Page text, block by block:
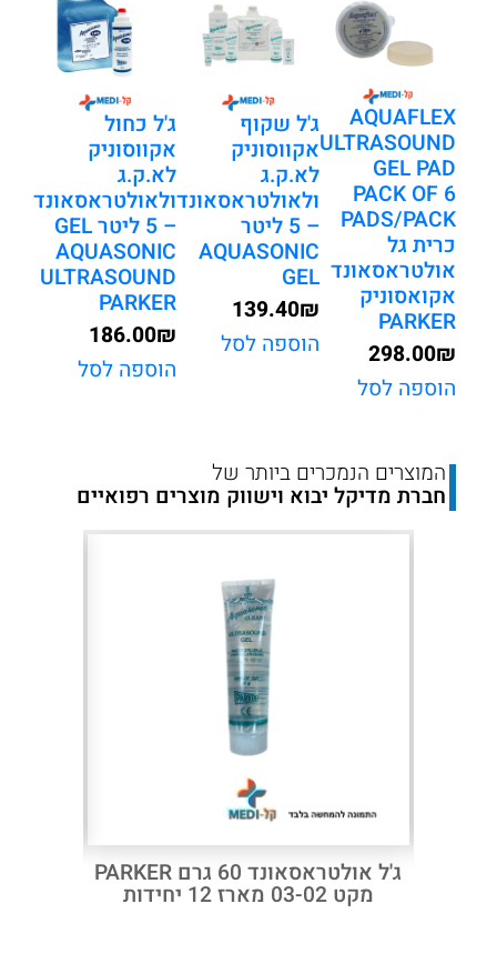
מבית
PARKER
AQUAFLEX
ULTRASOUND
GEL PAD
PACK OF 6
PADS/PACK
כרית גל
אולטראסאונד
אקואסוניק
PARKER
₪
298.00
הוספה לסל
ג'ל שקוף
אקווסוניק
לא.ק.ג
ולאולטראסאונד
– 5 ליטר
AQUASONIC
GEL
₪
139.40
הוספה לסל
ג'ל כחול
אקווסוניק
לא.ק.ג
ולאולטראסאונד
– 5 ליטר GEL
AQUASONIC
ULTRASOUND
PARKER
₪
186.00
הוספה לסל
המוצרים הנמכרים ביותר של
חברת מדיקל יבוא וישווק מוצרים רפואיים
ג'ל אולטראסאונד 60 גרם PARKER
מקט 03-02 מארז 12 יחידות